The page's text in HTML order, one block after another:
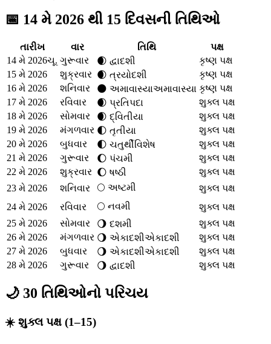
📅 14 મે 2026 થી 15 દિવસની તિથિઓ
તારીખ વાર તિથિ
પક્ષ
14 મે 2026ચૂ. ગુરૂવાર 🌒 દ્વાદશી
કૃષ્ણ પક્ષ
15 મે 2026
શુક્રવાર 🌒 ત્રયોદશી
કૃષ્ણ પક્ષ
16 મે 2026
શનિવાર 🌑 અમાવાસ્યાઅમાવાસ્યા કૃષ્ણ પક્ષ
17 મે 2026
રવિવાર 🌒 પ્રતિપદા
શુક્લ પક્ષ
18 મે 2026
સોમવાર 🌒 દ્વિતીયા
શુક્લ પક્ષ
19 મે 2026
મંગળવાર 🌓 તૃતીયા
શુક્લ પક્ષ
20 મે 2026
બુધવાર 🌓 ચતુર્થીવિશેષ
શુક્લ પક્ષ
21 મે 2026
ગુરૂવાર 🌔 પંચમી
શુક્લ પક્ષ
22 મે 2026
શુક્રવાર 🌔 ષષ્ઠી
શુક્લ પક્ષ
23 મે 2026
શનિવાર 🌕 અષ્ટમી
શુક્લ પક્ષ
24 મે 2026
રવિવાર 🌕 નવમી
શુક્લ પક્ષ
25 મે 2026
સોમવાર 🌖 દશમી
શુક્લ પક્ષ
26 મે 2026
મંગળવાર 🌖 એકાદશીએકાદશી
શુક્લ પક્ષ
27 મે 2026
બુધવાર 🌖 એકાદશીએકાદશી
શુક્લ પક્ષ
28 મે 2026
ગુરૂવાર 🌖 દ્વાદશી શુક્લ પક્ષ
🌙 30 તિથિઓનો પરિચય
☀️ શુક્લ પક્ષ (1–15)